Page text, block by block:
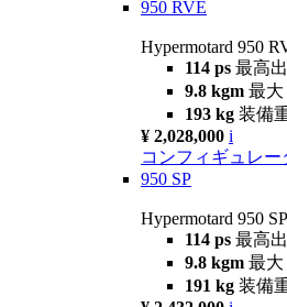
950 RVE
Hypermotard 950
114 ps 最高
9.8 kgm 最大
193 kg 装備
¥ 2,028,000 i
コンフィギュレー
950 SP
Hypermotard 950 SP
114 ps 最高
9.8 kgm 最大
191 kg 装備